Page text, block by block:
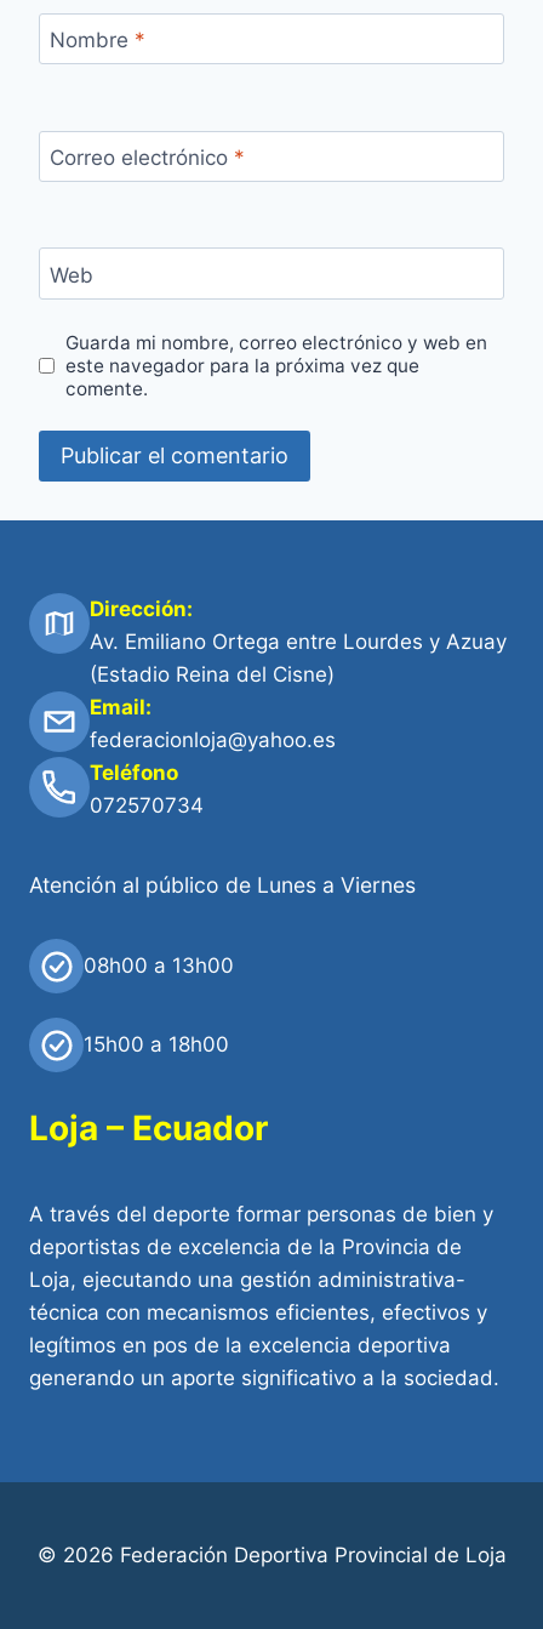
Nombre *
Correo electrónico *
Web
Guarda mi nombre, correo electrónico y web en
este navegador para la próxima vez que
comente.
Dirección:
Av. Emiliano Ortega entre Lourdes y Azuay
(Estadio Reina del Cisne)
Email:
federacionloja@yahoo.es
Teléfono
072570734
Atención al público de Lunes a Viernes
08h00 a 13h00
15h00 a 18h00
Loja – Ecuador
A través del deporte formar personas de bien y
deportistas de excelencia de la Provincia de
Loja, ejecutando una gestión administrativa-
técnica con mecanismos eficientes, efectivos y
legítimos en pos de la excelencia deportiva
generando un aporte significativo a la sociedad.
© 2026 Federación Deportiva Provincial de Loja